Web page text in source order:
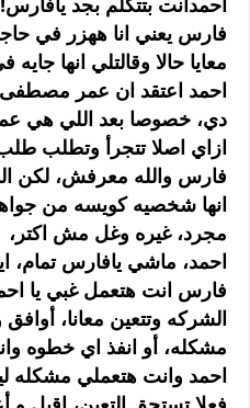
فارس يعني انا ههزر في
معايا حالا وقالتلي انها
احمد اعتقد ان عمر
دي، خصوصا بعد اللي هي
ازاي اصلا تتجرأ وتطلب
فارس والله معرفش، لكن
انها شخصيه كويسه من
مجرد، غيره وغل مش اكتر،
احمد، ماشي يافارس تمام،
فارس انت هتعمل غبي يا
الشركه وتتعين معانا،
مشكله، أو انفذ اي خطوه
احمد وانت هتعملي مشكله